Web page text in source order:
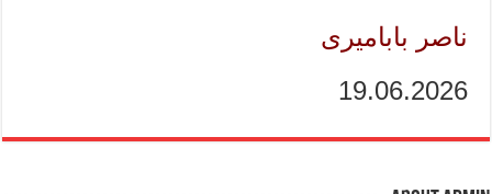
ناصر بابامیری
19.06.2026